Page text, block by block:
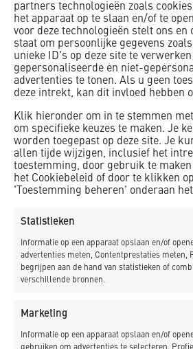
partners technologieën zoals
het apparaat op te slaan en/of te
voor deze technologieën stelt ons en
staat om persoonlijke gegevens
unieke ID's op deze site te
gepersonaliseerde en niet-
advertenties te tonen. Als u geen
deze intrekt, kan dit invloed hebben
Klik hieronder om in te stemmen
om specifieke keuzes te maken. Je
worden toegepast op deze site. Je
allen tijde wijzigen, inclusief het
toestemming, door gebruik te maken
het Cookiebeleid of door te klikken
'Toestemming beheren' onderaan
Statistieken
Informatie op een apparaat opslaan en/of
advertenties meten, Contentprestaties meten,
begrijpen aan de hand van statistieken of
verschillende bronnen.
Marketing
Informatie op een apparaat opslaan en/of
gebruiken om advertenties te selecteren,